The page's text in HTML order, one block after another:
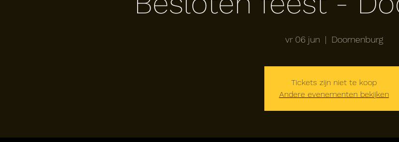
vr 06 jun
  |
Doornenburg
Tickets zijn niet te koop
Andere evenementen bekijken